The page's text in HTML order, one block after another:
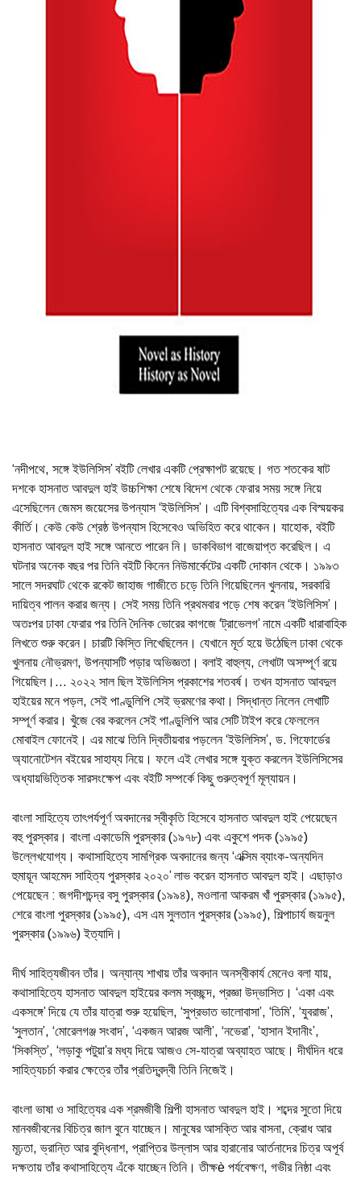
‘নদীপথে, সঙ্গে ইউলিসিস’ বইটি লেখার একটি প্রেক্ষাপট রয়েছে। গত শতকের ষাট
দশকে হাসনাত আবদুল হাই উচ্চশিক্ষা শেষে বিদেশ থেকে ফেরার সময় সঙ্গে নিয়ে
এসেছিলেন জেমস জয়েসের উপন্যাস ‘ইউলিসিস’। এটি বিশ্বসাহিত্যের এক বিস্ময়কর
কীর্তি। কেউ কেউ শ্রেষ্ঠ উপন্যাস হিসেবেও অভিহিত করে থাকেন। যাহোক, বইটি
হাসনাত আবদুল হাই সঙ্গে আনতে পারেন নি। ডাকবিভাগ বাজেয়াপ্ত করেছিল। এ
ঘটনার অনেক বছর পর তিনি বইটি কিনেন নিউমার্কেটের একটি দোকান থেকে। ১৯৯৩
সালে সদরঘাট থেকে রকেট জাহাজ গাজীতে চড়ে তিনি গিয়েছিলেন খুলনায়, সরকারি
দায়িত্ব পালন করার জন্য। সেই সময় তিনি প্রথমবার পড়ে শেষ করেন ‘ইউলিসিস’।
অতঃপর ঢাকা ফেরার পর তিনি দৈনিক ভোরের কাগজে ‘ট্রাভেলগ’ নামে একটি ধারাবাহিক
লিখতে শুরু করেন। চারটি কিস্তি লিখেছিলেন। যেখানে মূর্ত হয়ে উঠেছিল ঢাকা থেকে
খুলনায় নৌভ্রমণ, উপন্যাসটি পড়ার অভিজ্ঞতা। বলাই বাহুল্য, লেখাটা অসম্পূর্ণ রয়ে
গিয়েছিল।... ২০২২ সাল ছিল ইউলিসিস প্রকাশের শতবর্ষ। তখন হাসনাত আবদুল
হাইয়ের মনে পড়ল, সেই পাণ্ডুলিপি সেই ভ্রমণের কথা। সিদ্ধান্ত নিলেন লেখাটি
সম্পূর্ণ করার। খুঁজে বের করলেন সেই পাণ্ডুলিপি আর সেটি টাইপ করে ফেললেন
মোবাইল ফোনেই। এর মাঝে তিনি দ্বিতীয়বার পড়লেন ‘ইউলিসিস’, ড. গিফোর্ডের
অ্যানোটেশন বইয়ের সাহায্য নিয়ে। ফলে এই লেখার সঙ্গে যুক্ত করলেন ইউলিসিসের
অধ্যায়ভিত্তিক সারসংক্ষেপ এবং বইটি সম্পর্কে কিছু গুরুত্বপূর্ণ মূল্যায়ন।
বাংলা সাহিত্যে তাৎপর্যপূর্ণ অবদানের স্বীকৃতি হিসেবে হাসনাত আবদুল হাই পেয়েছেন
বহু পুরস্কার। বাংলা একাডেমি পুরস্কার (১৯৭৮) এবং একুশে পদক (১৯৯৫)
উল্লেখযোগ্য। কথাসাহিত্যে সামগ্রিক অবদানের জন্য ‘এক্সিম ব্যাংক-অন্যদিন
হুমায়ূন আহমেদ সাহিত্য পুরস্কার ২০২০’ লাভ করেন হাসনাত আবদুল হাই। এছাড়াও
পেয়েছেন : জগদীশচন্দ্র বসু পুরস্কার (১৯৯৪), মওলানা আকরম খাঁ পুরস্কার (১৯৯৫),
শেরে বাংলা পুরস্কার (১৯৯৫), এস এম সুলতান পুরস্কার (১৯৯৫), শিল্পাচার্য জয়নুল
পুরস্কার (১৯৯৬) ইত্যাদি।
দীর্ঘ সাহিত্যজীবন তাঁর। অন্যান্য শাখায় তাঁর অবদান অনস্বীকার্য মেনেও বলা যায়,
কথাসাহিত্যে হাসনাত আবদুল হাইয়ের কলম স্বচ্ছন্দ, প্রজ্ঞা উদ্ভাসিত। ‘একা এবং
একসঙ্গে’ দিয়ে যে তাঁর যাত্রা শুরু হয়েছিল, ‘সুপ্রভাত ভালোবাসা’, ‘তিমি’, ‘যুবরাজ’,
‘সুলতান’, ‘মোরেলগঞ্জ সংবাদ’, ‘একজন আরজ আলী’, ‘নভেরা’, ‘হাসান ইদানীং’,
‘সিকস্তি’, ‘লড়াকু পটুয়া’র মধ্য দিয়ে আজও সে-যাত্রা অব্যাহত আছে। দীর্ঘদিন ধরে
সাহিত্যচর্চা করার ক্ষেত্রে তাঁর প্রতিদ্বন্দ্বী তিনি নিজেই।
বাংলা ভাষা ও সাহিত্যের এক শ্রমজীবী শিল্পী হাসনাত আবদুল হাই। শব্দের সুতো দিয়ে
মানবজীবনের বিচিত্র জাল বুনে যাচ্ছেন। মানুষের আসক্তি আর বাসনা, ক্রোধ আর
মূঢ়তা, ভ্রান্তি আর বুদ্ধিনাশ, প্রাপ্তির উল্লাস আর হারানোর আর্তনাদের চিত্র অপূর্ব
দক্ষতায় তাঁর কথাসাহিত্যে এঁকে যাচ্ছেন তিনি। তীক্ষè পর্যবেক্ষণ, গভীর নিষ্ঠা এবং